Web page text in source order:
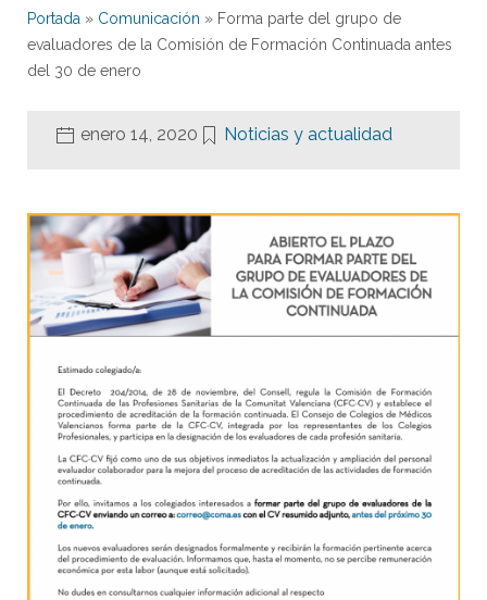
Portada » Comunicación » Forma parte del grupo de
evaluadores de la Comisión de Formación Continuada antes
del 30 de enero
enero 14, 2020 Noticias y actualidad